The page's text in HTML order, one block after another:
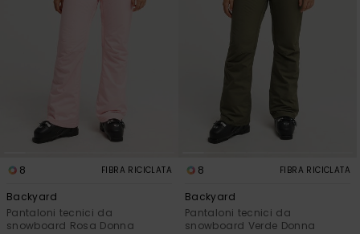
8 FIBRA RICICLATA
Backyard
Pantaloni tecnici da
snowboard Rosa Donna
8 FIBRA RICICLATA
Backyard
Pantaloni tecnici da
snowboard Verde Donna